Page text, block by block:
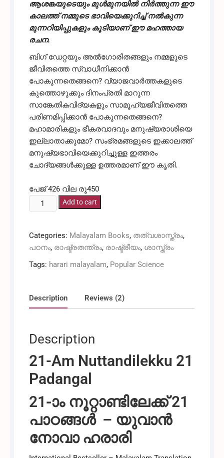
ആശങ്കയുടെയും മുൾമുനയിൽ നിർത്തുന്ന ഈ
കാലത്ത് നമ്മുടെ ഭാവിയെക്കുറിച്ച് നൽകുന്ന
മുന്നറിയിപ്പുകളും കൂടിയാണ് ഈ മഹത്തായ
രചന.
ബിഗ് ഡേറ്റയും അൽഗോരിതങ്ങളും നമ്മളുടെ
ജീവിതത്തെ സ്വാധീനിക്കാൻ
പോകുന്നതെങ്ങനെ? വ്യാജവാർത്തകളുടെ
കുത്തൊഴുക്കും ദിനംപ്രതി മാറുന്ന
സാങ്കേതികവിദ്യകളും സാമൂഹ്യജീവിതത്തെ
പരിണമിപ്പിക്കാൻ പോകുന്നതെങ്ങനെ?
മഹാമാരികളും ഭീകരവാദവും മനുഷ്യരാശിയെ
ഇല്ലാതാക്കുമോ? സംഭ്രമങ്ങളുടെ ഇക്കാലത്ത്
മനുഷ്യഭാവിയെക്കുറിച്ചുള്ള ഇത്തരം
ചോദ്യങ്ങൾക്കുള്ള ഉത്തരമാണ് ഈ കൃതി.
പേജ് 426 വില രൂ450
21-ാം
നൂറ്റാണ്ടിലേക്ക്
പാഠങ്ങൾ
-
യുവാൽ
quantity
Add to cart
Categories: Malayalam Books, തത്വശാസ്ത്രം,
പഠനം, രാഷ്ട്രതന്ത്രം, രാഷ്ട്രീയം, ശാസ്ത്രം
Tags: harari malayalam, Popular Science
Description Reviews (2)
Description
21-Am Nuttandilekku 21
Padangal
21-ാം നൂറ്റാണ്ടിലേക്ക് 21
പാഠങ്ങൾ – യുവാൻ
നോവാ ഹരാരി